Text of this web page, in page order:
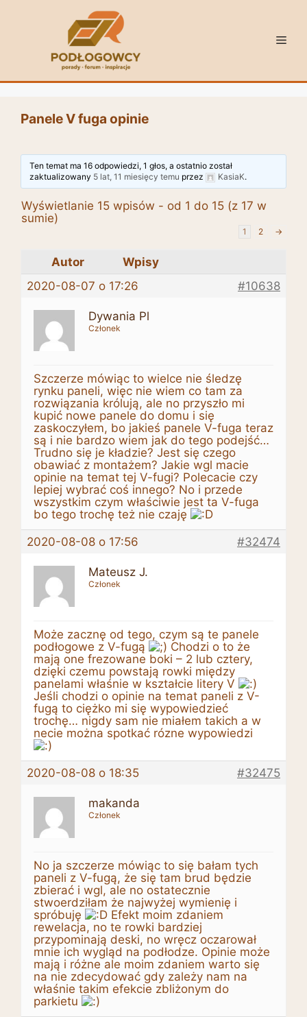
Panele V fuga opinie
Ten temat ma 16 odpowiedzi, 1 głos, a ostatnio został
zaktualizowany 5 lat, 11 miesięcy temu przez KasiaK.
Wyświetlanie 15 wpisów - od 1 do 15 (z 17 w
sumie)
1 2 →
Autor
Wpisy
2020-08-07 o 17:26
#10638
Dywania Pl
Członek
Szczerze mówiąc to wielce nie śledzę
rynku paneli, więc nie wiem co tam za
rozwiązania królują, ale no przyszło mi
kupić nowe panele do domu i się
zaskoczyłem, bo jakieś panele V-fuga teraz
są i nie bardzo wiem jak do tego podejść…
Trudno się je kładzie? Jest się czego
obawiać z montażem? Jakie wgl macie
opinie na temat tej V-fugi? Polecacie czy
lepiej wybrać coś innego? No i przede
wszystkim czym właściwie jest ta V-fuga
bo tego trochę też nie czaję
2020-08-08 o 17:56
#32474
Mateusz J.
Członek
Może zacznę od tego, czym są te panele
podłogowe z V-fugą
Chodzi o to że
mają one frezowane boki – 2 lub cztery,
dzięki czemu powstają rowki między
panelami właśnie w kształcie litery V
Jeśli chodzi o opinie na temat paneli z V-
fugą to ciężko mi się wypowiedzieć
trochę… nigdy sam nie miałem takich a w
necie można spotkać rózne wypowiedzi
2020-08-08 o 18:35 #32475
makanda
Członek
No ja szczerze mówiąc to się bałam tych
paneli z V-fugą, że się tam brud będzie
zbierać i wgl, ale no ostatecznie
stwoerdziłam że najwyżej wymienię i
spróbuję
Efekt moim zdaniem
rewelacja, no te rowki bardziej
przypominają deski, no wręcz oczarował
mnie ich wygląd na podłodze. Opinie może
mają i różne ale moim zdaniem warto się
na nie zdecydować gdy zależy nam na
właśnie takim efekcie zbliżonym do
parkietu